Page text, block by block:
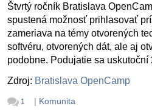
Štvrtý ročník Bratislava
spustená možnosť prihlasovať
zameriava na témy otvorených
softvéru, otvorených dát, ale aj
podobne. Podujatie sa uskutoční
Zdroj: Bratislava OpenCamp
1 | Komunita